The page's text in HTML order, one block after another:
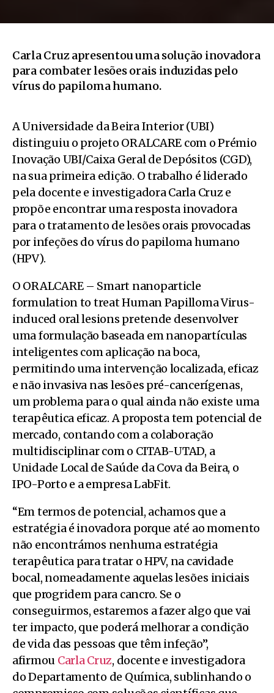
Carla Cruz apresentou uma solução inovadora
para combater lesões orais induzidas pelo
vírus do papiloma humano.
A Universidade da Beira Interior (UBI)
distinguiu o projeto ORALCARE com o Prémio
Inovação UBI/Caixa Geral de Depósitos (CGD),
na sua primeira edição. O trabalho é liderado
pela docente e investigadora Carla Cruz e
propõe encontrar uma resposta inovadora
para o tratamento de lesões orais provocadas
por infeções do vírus do papiloma humano
(HPV).
O ORALCARE – Smart nanoparticle
formulation to treat Human Papilloma Virus-
induced oral lesions pretende desenvolver
uma formulação baseada em nanopartículas
inteligentes com aplicação na boca,
permitindo uma intervenção localizada, eficaz
e não invasiva nas lesões pré-cancerígenas,
um problema para o qual ainda não existe uma
terapêutica eficaz. A proposta tem potencial de
mercado, contando com a colaboração
multidisciplinar com o CITAB-UTAD, a
Unidade Local de Saúde da Cova da Beira, o
IPO-Porto e a empresa LabFit.
“Em termos de potencial, achamos que a
estratégia é inovadora porque até ao momento
não encontrámos nenhuma estratégia
terapêutica para tratar o HPV, na cavidade
bocal, nomeadamente aquelas lesões iniciais
que progridem para cancro. Se o
conseguirmos, estaremos a fazer algo que vai
ter impacto, que poderá melhorar a condição
de vida das pessoas que têm infeção”,
afirmou Carla Cruz, docente e investigadora
do Departamento de Química, sublinhando o